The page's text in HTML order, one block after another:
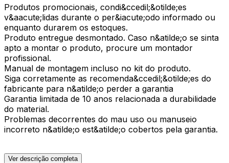
Produtos promocionais, condi&ccedil;&otilde;es
v&aacute;lidas durante o per&iacute;odo informado ou
enquanto durarem os estoques.
Produto entregue desmontado. Caso n&atilde;o se sinta
apto a montar o produto, procure um montador
profissional.
Manual de montagem incluso no kit do produto.
Siga corretamente as recomenda&ccedil;&otilde;es do
fabricante para n&atilde;o perder a garantia
Garantia limitada de 10 anos relacionada a durabilidade
do material.
Problemas decorrentes do mau uso ou manuseio
incorreto n&atilde;o est&atilde;o cobertos pela garantia.
Ver descrição completa